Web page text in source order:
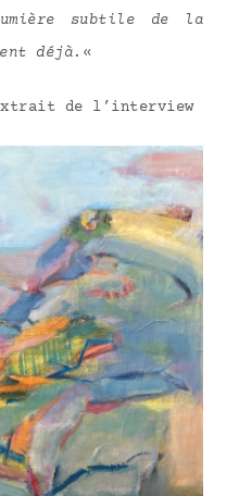
subtile de la
déjà. «
de l’interview